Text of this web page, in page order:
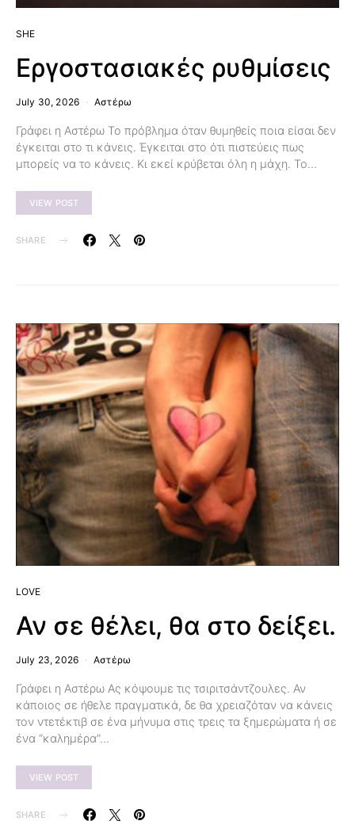
SHE
Εργοστασιακές ρυθμίσεις
July 30, 2026 Αστέρω
Γράφει η Αστέρω Το πρόβλημα όταν θυμηθείς ποια είσαι δεν
έγκειται στο τι κάνεις. Έγκειται στο ότι πιστεύεις πως
μπορείς να το κάνεις. Κι εκεί κρύβεται όλη η μάχη. Το…
VIEW POST
SHARE
LOVE
Αν σε θέλει, θα στο δείξει.
July 23, 2026 Αστέρω
Γράφει η Αστέρω Ας κόψουμε τις τσιριτσάντζουλες. Αν
κάποιος σε ήθελε πραγματικά, δε θα χρειαζόταν να κάνεις
τον ντετέκτιβ σε ένα μήνυμα στις τρεις τα ξημερώματα ή σε
ένα “καλημέρα”…
VIEW POST
SHARE